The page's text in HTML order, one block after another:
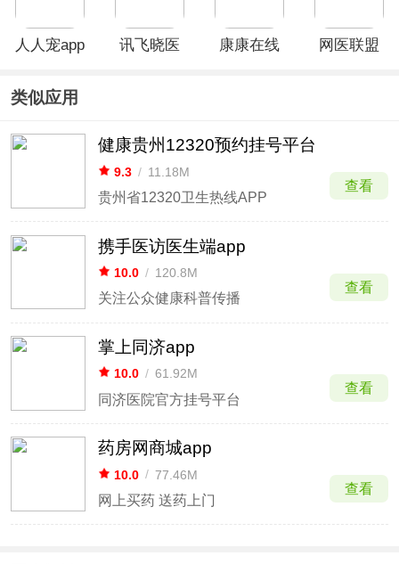
人人宠app
讯飞晓医
康康在线
网医联盟
类似应用
健康贵州12320预约挂号平台
9.3 / 11.18M
贵州省12320卫生热线APP
查看
携手医访医生端app
10.0 / 120.8M
关注公众健康科普传播
查看
掌上同济app
10.0 / 61.92M
同济医院官方挂号平台
查看
药房网商城app
10.0 / 77.46M
网上买药 送药上门
查看